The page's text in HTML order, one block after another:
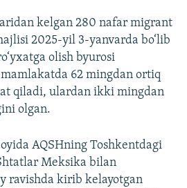
1080p
720p
1080p
kelgan 280 nafar migrant
2025-yil 3-yanvarda bo‘lib
olish byurosi
mamlakatda 62 mingdan ortiq
qiladi, ulardan ikki mingdan
olgan.
AQSHning Toshkentdagi
Meksika bilan
ravishda kirib kelayotgan